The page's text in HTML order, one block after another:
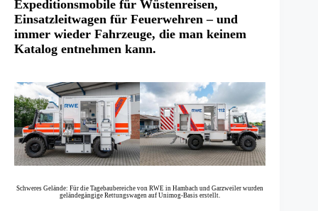
Expeditionsmobile für Wüstenreisen,
Einsatzleitwagen für Feuerwehren – und
immer wieder Fahrzeuge, die man keinem
Katalog entnehmen kann.
Schweres Gelände: Für die Tagebaubereiche von RWE in Hambach und Garzweiler wurden
geländegängige Rettungswagen auf Unimog-Basis erstellt.